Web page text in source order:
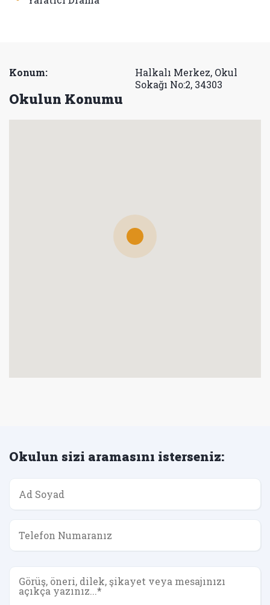
Konum:
Halkalı Merkez, Okul
Sokağı No:2, 34303
Okulun Konumu
Okulun sizi aramasını isterseniz: